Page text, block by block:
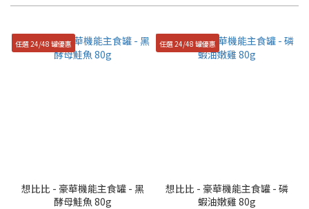
任選 24/48 罐優惠
想比比 - 豪華機能主食罐 - 黑
酵母鮭魚 80g
任選 24/48 罐優惠
想比比 - 豪華機能主食罐 - 磷
蝦油嫩雞 80g